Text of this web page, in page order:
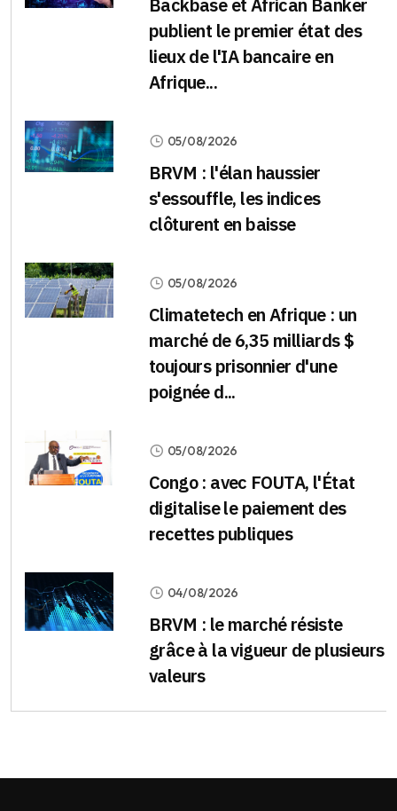
publient le premier état des
lieux de l'IA bancaire en
Afrique...
05/08/2026
BRVM : l'élan haussier
s'essouffle, les indices
clôturent en baisse
05/08/2026
Climatetech en Afrique : un
marché de 6,35 milliards $
toujours prisonnier d'une
poignée d...
05/08/2026
Congo : avec FOUTA, l'État
digitalise le paiement des
recettes publiques
04/08/2026
BRVM : le marché résiste
grâce à la vigueur de plusieurs
valeurs